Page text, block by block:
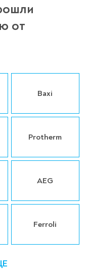
от
Baxi
Protherm
AEG
Ferroli